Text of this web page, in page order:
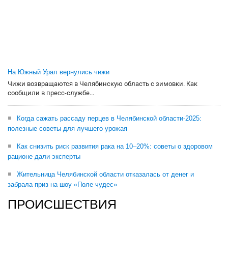
На Южный Урал вернулись чижи
Чижи возвращаются в Челябинскую область с зимовки. Как
сообщили в пресс-службе...
Когда сажать рассаду перцев в Челябинской области-2025:
полезные советы для лучшего урожая
Как снизить риск развития рака на 10–20%: советы о здоровом
рационе дали эксперты
Жительница Челябинской области отказалась от денег и
забрала приз на шоу «Поле чудес»
ПРОИСШЕСТВИЯ